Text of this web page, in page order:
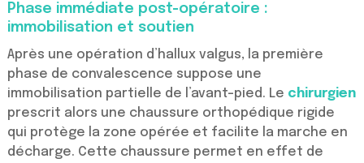
Phase immédiate post-opératoire :
immobilisation et soutien
Après une opération d’hallux valgus, la première
phase de convalescence suppose une
immobilisation partielle de l’avant-pied. Le chirurgien
prescrit alors une chaussure orthopédique rigide
qui protège la zone opérée et facilite la marche en
décharge. Cette chaussure permet en effet de